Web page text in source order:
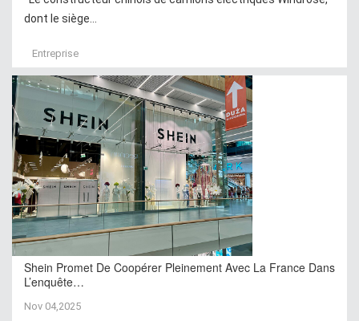
dont le siège...
Entreprise
Shein Promet De Coopérer Pleinement Avec La France Dans
L’enquête…
Nov 04,2025